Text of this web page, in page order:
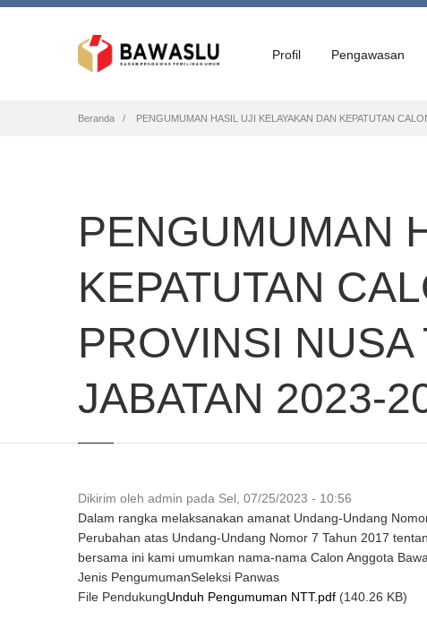
Profil Pengawasan
Breadcrumb
Beranda PENGUMUMAN HASIL UJI KELAYAKAN DAN KEPATUTAN
PENGUMUMAN
KEPATUTAN
PROVINSI
JABATAN 2023-
Dikirim oleh admin pada Sel, 07/25/2023 - 10:56
Dalam rangka melaksanakan amanat Undang-Undang
Perubahan atas Undang-Undang Nomor 7 Tahun 2017
bersama ini kami umumkan nama-nama Calon Anggota
Jenis PengumumanSeleksi Panwas
File PendukungUnduh Pengumuman NTT.pdf (140.26 KB)